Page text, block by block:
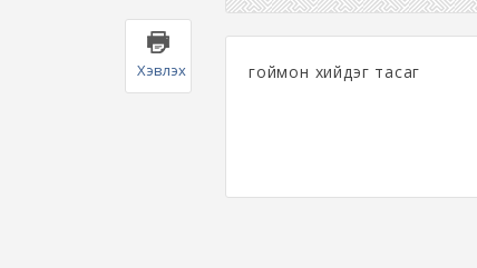
Хэвлэх гоймон хийдэг тасаг